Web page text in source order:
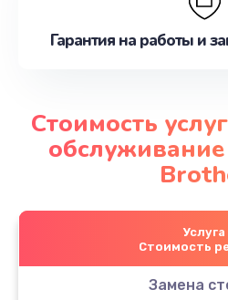
Гарантия на работы и
Стоимость
Услуга
Стоимость
Замена